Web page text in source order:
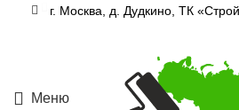
г. Москва, д. Дудкино, ТК
Меню
Увеличить